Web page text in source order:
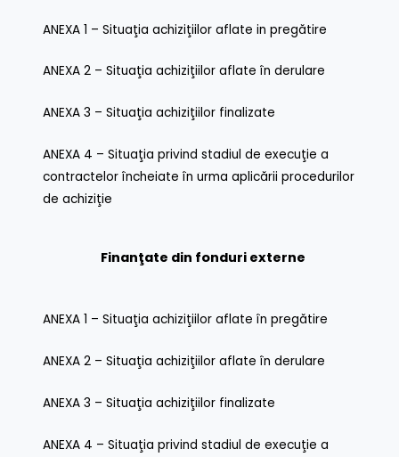
ANEXA 1 – Situaţia achiziţiilor aflate in pregătire
ANEXA 2 – Situaţia achiziţiilor aflate în derulare
ANEXA 3 – Situaţia achiziţiilor finalizate
ANEXA 4 – Situaţia privind stadiul de execuţie a
contractelor încheiate în urma aplicării procedurilor
de achiziţie
Finanţate din fonduri externe
ANEXA 1 – Situaţia achiziţiilor aflate în pregătire
ANEXA 2 – Situaţia achiziţiilor aflate în derulare
ANEXA 3 – Situaţia achiziţiilor finalizate
ANEXA 4 – Situaţia privind stadiul de execuţie a